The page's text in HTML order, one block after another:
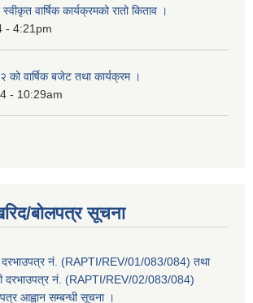
वार्षिक कार्यक्रमको रातो किताव ।
- 4:21pm
को वार्षिक बजेट तथा कार्यक्रम ।
- 10:29am
बोलपत्र सूचना
दरभाउपत्र नं. (RAPTI/REV/01/083/084) तथा
दरभाउपत्र नं. (RAPTI/REV/02/083/084)
आह्वान सम्बन्धी सूचना ।